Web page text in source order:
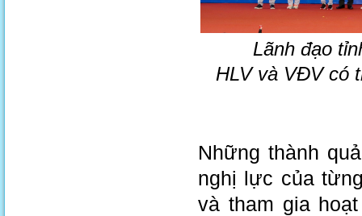
Lãnh đạo
HLV và VĐV có
Những thành
nghị lực của
và tham gia